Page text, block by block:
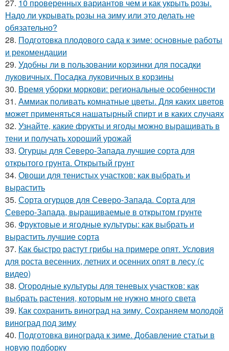
27. 10 проверенных вариантов чем и как укрыть розы.
Надо ли укрывать розы на зиму или это делать не
обязательно?
28. Подготовка плодового сада к зиме: основные работы
и рекомендации
29. Удобны ли в пользовании корзинки для посадки
луковичных. Посадка луковичных в корзины
30. Время уборки моркови: региональные особенности
31. Аммиак поливать комнатные цветы. Для каких цветов
может применяться нашатырный спирт и в каких случаях
32. Узнайте, какие фрукты и ягоды можно выращивать в
тени и получать хороший урожай
33. Огурцы для Северо-Запада лучшие сорта для
открытого грунта. Открытый грунт
34. Овощи для тенистых участков: как выбрать и
вырастить
35. Сорта огурцов для Северо-Запада. Сорта для
Северо-Запада, выращиваемые в открытом грунте
36. Фруктовые и ягодные культуры: как выбрать и
вырастить лучшие сорта
37. Как быстро растут грибы на примере опят. Условия
для роста весенних, летних и осенних опят в лесу (с
видео)
38. Огородные культуры для теневых участков: как
выбрать растения, которым не нужно много света
39. Как сохранить виноград на зиму. Сохраняем молодой
виноград под зиму
40. Подготовка винограда к зиме. Добавление статьи в
новую подборку